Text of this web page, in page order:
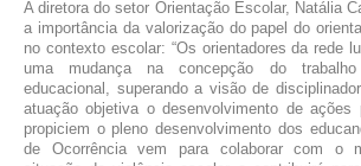
A diretora do setor Orientação Escolar, Natália
a importância da valorização do papel do
no contexto escolar: “Os orientadores da rede
uma mudança na concepção do
educacional, superando a visão de
atuação objetiva o desenvolvimento de ações
propiciem o pleno desenvolvimento dos
de Ocorrência vem para colaborar com o